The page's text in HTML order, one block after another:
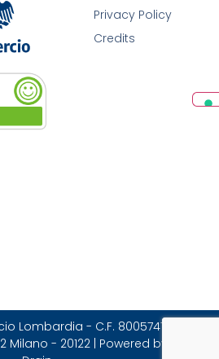
Privacy Policy
Credits
Lombardia - C.F. 80057470157 |
- 20122 | Powered by Brain